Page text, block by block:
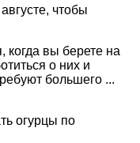
чтобы
когда вы берете на
о них и
большего ...
огурцы по